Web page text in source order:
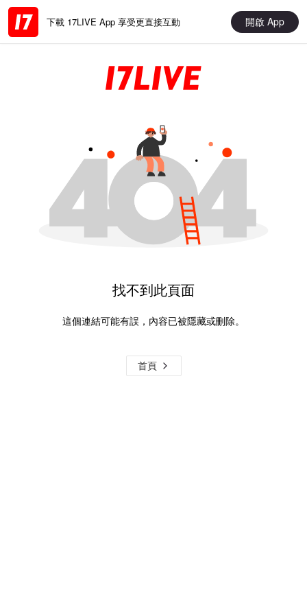
下載 17LIVE App 享受更直接互動 開啟 App
找不到此頁面
這個連結可能有誤，內容已被隱藏或刪除。
首頁